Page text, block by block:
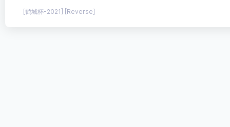
[鹤城杯-2021] [Reverse]